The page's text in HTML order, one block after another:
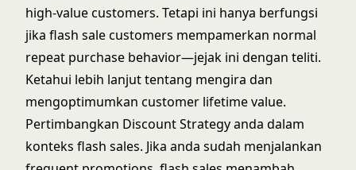
high-value customers. Tetapi ini hanya berfungsi
jika flash sale customers mempamerkan normal
repeat purchase behavior—jejak ini dengan teliti.
Ketahui lebih lanjut tentang mengira dan
mengoptimumkan customer lifetime value.
Pertimbangkan Discount Strategyanda dalam
konteks flash sales. Jika anda sudah menjalankan